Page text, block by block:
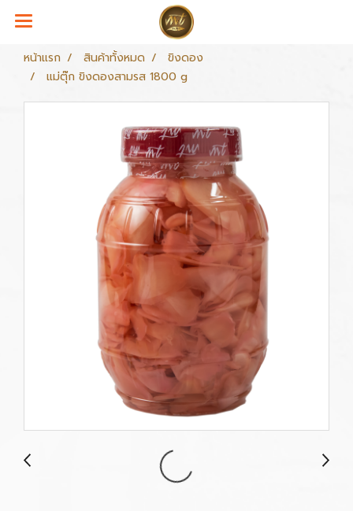
หน้าแรก สินค้าทั้งหมด
ขิงดอง
แม่ตุ๊ก ขิงดองสามรส 1800 g